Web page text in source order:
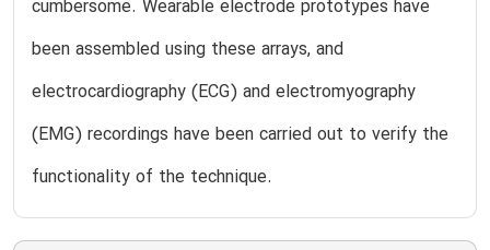
cumbersome. Wearable electrode prototypes have
been assembled using these arrays, and
electrocardiography (ECG) and electromyography
(EMG) recordings have been carried out to verify the
functionality of the technique.